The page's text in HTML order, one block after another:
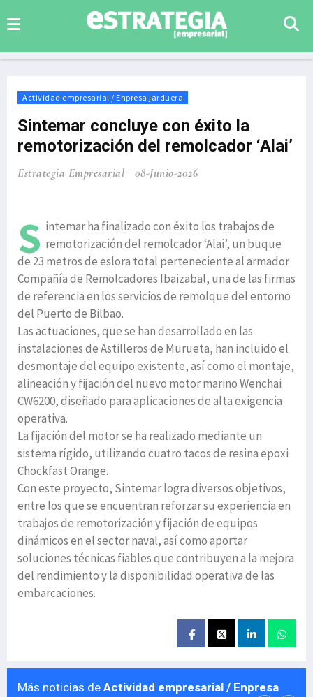
Actividad empresarial / Enpresa jarduera
Sintemar concluye con éxito la
remotorización del remolcador ‘Alai’
Estrategia Empresarial 08-Junio-2026
S intemar ha finalizado con éxito los trabajos de
remotorización del remolcador ‘Alai’, un buque
de 23 metros de eslora total perteneciente al armador
Compañía de Remolcadores Ibaizabal, una de las firmas
de referencia en los servicios de remolque del entorno
del Puerto de Bilbao.
Las actuaciones, que se han desarrollado en las
instalaciones de Astilleros de Murueta, han incluido el
desmontaje del equipo existente, así como el montaje,
alineación y fijación del nuevo motor marino Wenchai
CW6200, diseñado para aplicaciones de alta exigencia
operativa.
La fijación del motor se ha realizado mediante un
sistema rígido, utilizando cuatro tacos de resina epoxi
Chockfast Orange.
Con este proyecto, Sintemar logra diversos objetivos,
entre los que se encuentran reforzar su experiencia en
trabajos de remotorización y fijación de equipos
dinámicos en el sector naval, así como aportar
soluciones técnicas fiables que contribuyen a la mejora
del rendimiento y la disponibilidad operativa de las
embarcaciones.
Más noticias de Actividad empresarial / Enpresa